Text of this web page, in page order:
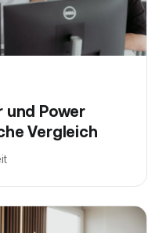
und Power
Vergleich